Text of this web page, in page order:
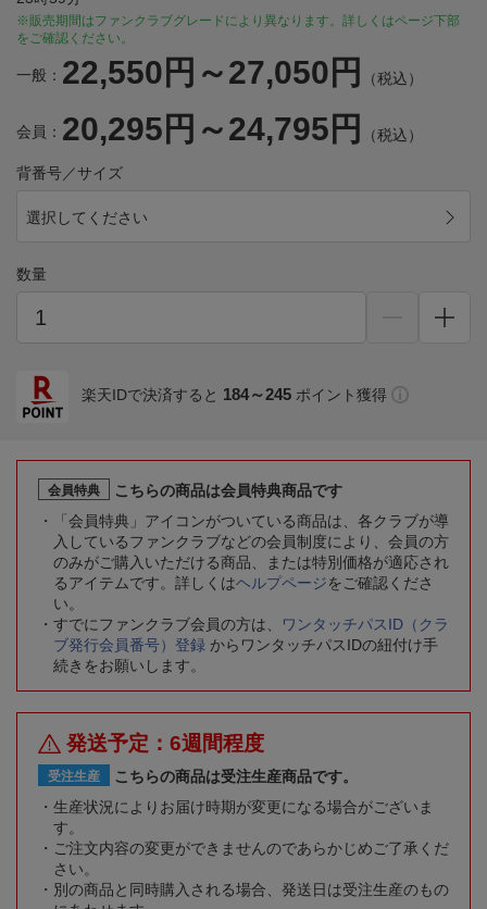
※販売期間はファンクラブグレードにより異なります。詳しくはページ下部
をご確認ください。
一般： 22,550円～27,050円 （税込）
会員： 20,295円～24,795円 （税込）
背番号／サイズ
選択してください
数量
楽天IDで決済すると 184～245 ポイント獲得
会員特典
こちらの商品は会員特典商品です
「会員特典」アイコンがついている商品は、各クラブが導
入しているファンクラブなどの会員制度により、会員の方
のみがご購入いただける商品、または特別価格が適応され
るアイテムです。詳しくはヘルプページをご確認くださ
い。
すでにファンクラブ会員の方は、
ワンタッチパスID（クラ
ブ発行会員番号）登録 からワンタッチパスIDの紐付け手
続きをお願いします。
発送予定：6週間程度
受注生産
こちらの商品は受注生産商品です。
生産状況によりお届け時期が変更になる場合がございま
す。
ご注文内容の変更ができませんのであらかじめご了承くだ
さい。
別の商品と同時購入される場合、発送日は受注生産のもの